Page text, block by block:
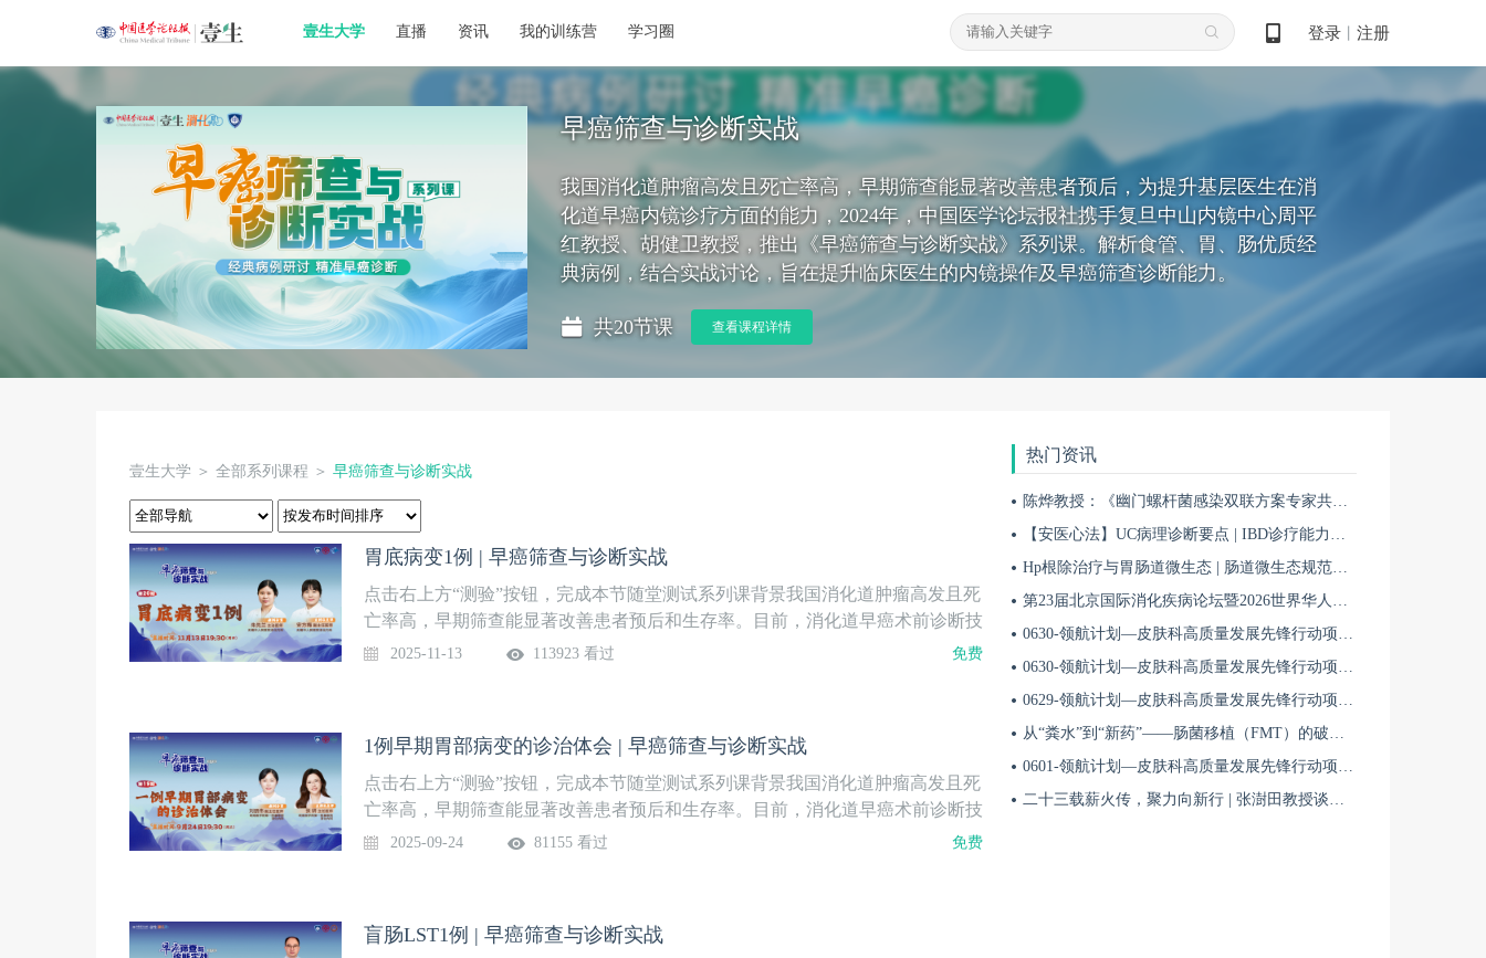
壹生大学 直播 资讯 我的训练营 学习圈 登录 注册
早癌筛查与诊断实战
我国消化道肿瘤高发且死亡率高，早期筛查能显著改善患者预后，为提升基层医生在消
化道早癌内镜诊疗方面的能力，2024年，中国医学论坛报社携手复旦中山内镜中心周平
红教授、胡健卫教授，推出《早癌筛查与诊断实战》系列课。解析食管、胃、肠优质经
典病例，结合实战讨论，旨在提升临床医生的内镜操作及早癌筛查诊断能力。
共20节课 查看课程详情
壹生大学 ＞ 全部系列课程 ＞ 早癌筛查与诊断实战
胃底病变1例 | 早癌筛查与诊断实战
点击右上方“测验”按钮，完成本节随堂测试系列课背景我国消化道肿瘤高发且死
亡率高，早期筛查能显著改善患者预后和生存率。目前，消化道早癌术前诊断技
术快速进步。复旦大学附属中山医院内镜中心技术领先，团队卓越。为提升基层
作及早癌筛查诊断能力。系列课隔周周四19:30更新1期，欢迎关注。第20期胃底
病变1例直播时间11月13日（周四）19:30病例分享朱先兰 主治医师无锡市人民医
院消化内科主持&点评 专家安方梅 副主任医师无锡市人民医院消化内科策划&审
核 专家周平红 教授 胡健卫 教授复旦大学附属中山医院内镜中心陈振煜 教授南
2025-11-13 113923 看过 免费
1例早期胃部病变的诊治体会 | 早癌筛查与诊断实战
点击右上方“测验”按钮，完成本节随堂测试系列课背景我国消化道肿瘤高发且死
亡率高，早期筛查能显著改善患者预后和生存率。目前，消化道早癌术前诊断技
术快速进步。复旦大学附属中山医院内镜中心技术领先，团队卓越。为提升基层
作及早癌筛查诊断能力。系列课隔周周四19:30更新1期，欢迎关注。第19期1例
2025-09-24 81155 看过 免费
盲肠LST1例 | 早癌筛查与诊断实战
热门资讯
陈烨教授：《幽门螺杆菌感染双联方案专家共识（2026）》解读 | BIDDF2026
【安医心法】UC病理诊断要点 | IBD诊疗能力系统提升5
Hp根除治疗与胃肠道微生态 | 肠道微生态规范化诊疗4
第23届北京国际消化疾病论坛暨2026世界华人消化医师年会盛大开幕
0630-领航计划—皮肤科高质量发展先锋行动项目第六季第65期
0630-领航计划—皮肤科高质量发展先锋行动项目第六季第64期
0629-领航计划—皮肤科高质量发展先锋行动项目第六季第63期
从“粪水”到“新药”——肠菌移植（FMT）的破局与临床应用全景 | 肠道微生态规范化诊疗1
0601-领航计划—皮肤科高质量发展先锋行动项目第六季第42期
二十三载薪火传，聚力向新行 | 张澍田教授谈中国消化医学的传承与突破